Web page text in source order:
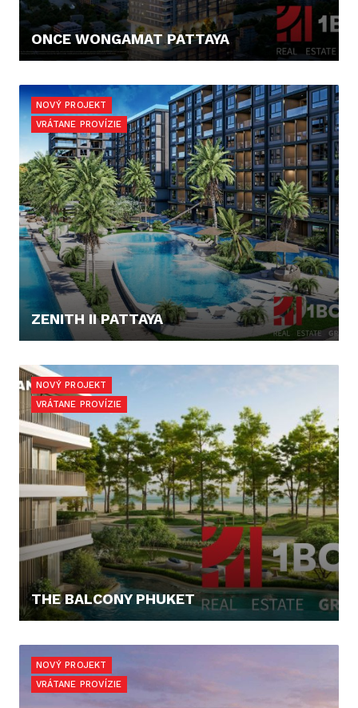
ONCE WONGAMAT PATTAYA
NOVÝ PROJEKT
VRÁTANE PROVÍZIE
ZENITH II PATTAYA
NOVÝ PROJEKT
VRÁTANE PROVÍZIE
THE BALCONY PHUKET
NOVÝ PROJEKT
VRÁTANE PROVÍZIE